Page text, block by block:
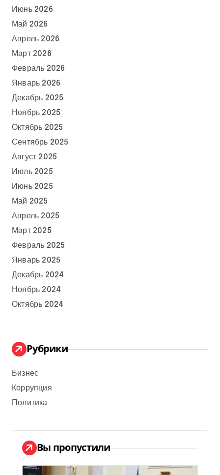
Июнь 2026
Май 2026
Апрель 2026
Март 2026
Февраль 2026
Январь 2026
Декабрь 2025
Ноябрь 2025
Октябрь 2025
Сентябрь 2025
Август 2025
Июль 2025
Июнь 2025
Май 2025
Апрель 2025
Март 2025
Февраль 2025
Январь 2025
Декабрь 2024
Ноябрь 2024
Октябрь 2024
Рубрики
Бизнес
Коррупция
Политика
Вы пропустили